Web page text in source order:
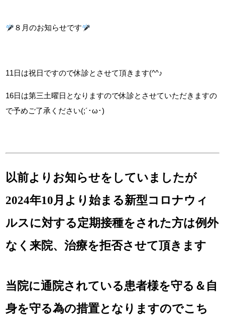
８月のお知らせです
11日は祝日ですので休診とさせて頂きます(^^♪
16日は第三土曜日となりますので休診とさせていただきますの
で予めご了承ください(;´･ω･)
以前よりお知らせをしていましたが
2024年10月より始まる新型コロナウィ
ルスに対する定期接種をされた方は例外
なく来院、治療を拒否させて頂きます
当院に通院されている患者様を守る＆自
身を守る為の措置となりますのでこち